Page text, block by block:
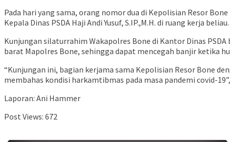
Pada hari yang sama, orang nomor dua di Kepolisian Resor
Kepala Dinas PSDA Haji Andi Yusuf, S.IP.,M.H. di ruang kerja beliau.
Kunjungan silaturrahim Wakapolres Bone di Kantor Dinas
barat Mapolres Bone, sehingga dapat mencegah banjir ketika
“Kunjungan ini, bagian kerjama sama Kepolisian Resor Bone
membahas kondisi harkamtibmas pada masa pandemi covid-
Laporan: Ani Hammer
Post Views: 672